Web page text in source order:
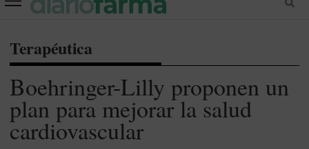
Terapéutica
Boehringer-Lilly proponen un
plan para mejorar la salud
cardiovascular